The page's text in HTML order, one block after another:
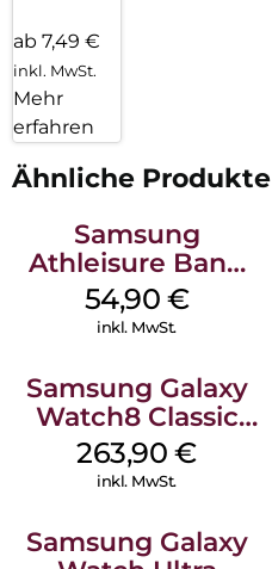
ab 7,49 €
inkl. MwSt.
Mehr
erfahren
Ähnliche Produkte
Samsung
Athleisure Band
(S/M) Galaxy
Watch8/Watch8
54,90 €
inkl. MwSt.
Samsung Galaxy
Watch8 Classic
White
263,90€
inkl. MwSt.
Samsung Galaxy